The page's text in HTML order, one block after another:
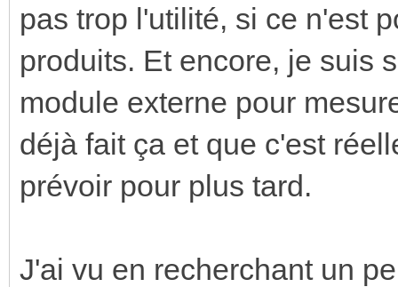
pas trop l'utilité, si ce n'est
produits. Et encore, je suis
module externe pour
déjà fait ça et que c'est
prévoir pour plus tard.
J'ai vu en recherchant un